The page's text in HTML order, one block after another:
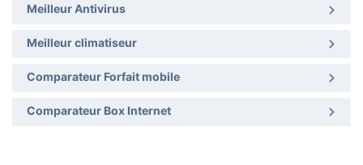
Meilleur Antivirus
Meilleur climatiseur
Comparateur Forfait mobile
Comparateur Box Internet